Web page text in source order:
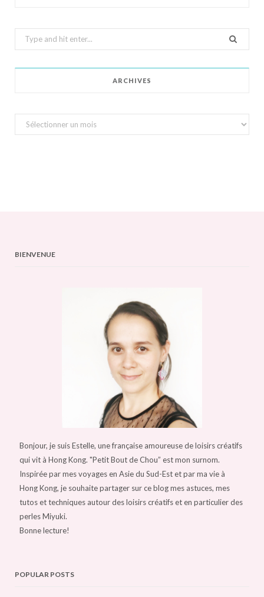
Search
for:
ARCHIVES
Archives
BIENVENUE
Bonjour, je suis Estelle, une française amoureuse de loisirs créatifs
qui vit à Hong Kong. "Petit Bout de Chou” est mon surnom.
Inspirée par mes voyages en Asie du Sud-Est et par ma vie à
Hong Kong, je souhaite partager sur ce blog mes astuces, mes
tutos et techniques autour des loisirs créatifs et en particulier des
perles Miyuki.
Bonne lecture!
POPULAR POSTS